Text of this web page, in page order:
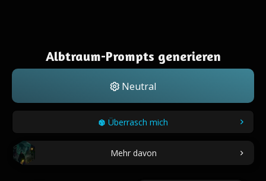
Albtraum-Prompts generieren
Neutral
Überrasch mich
Mehr davon